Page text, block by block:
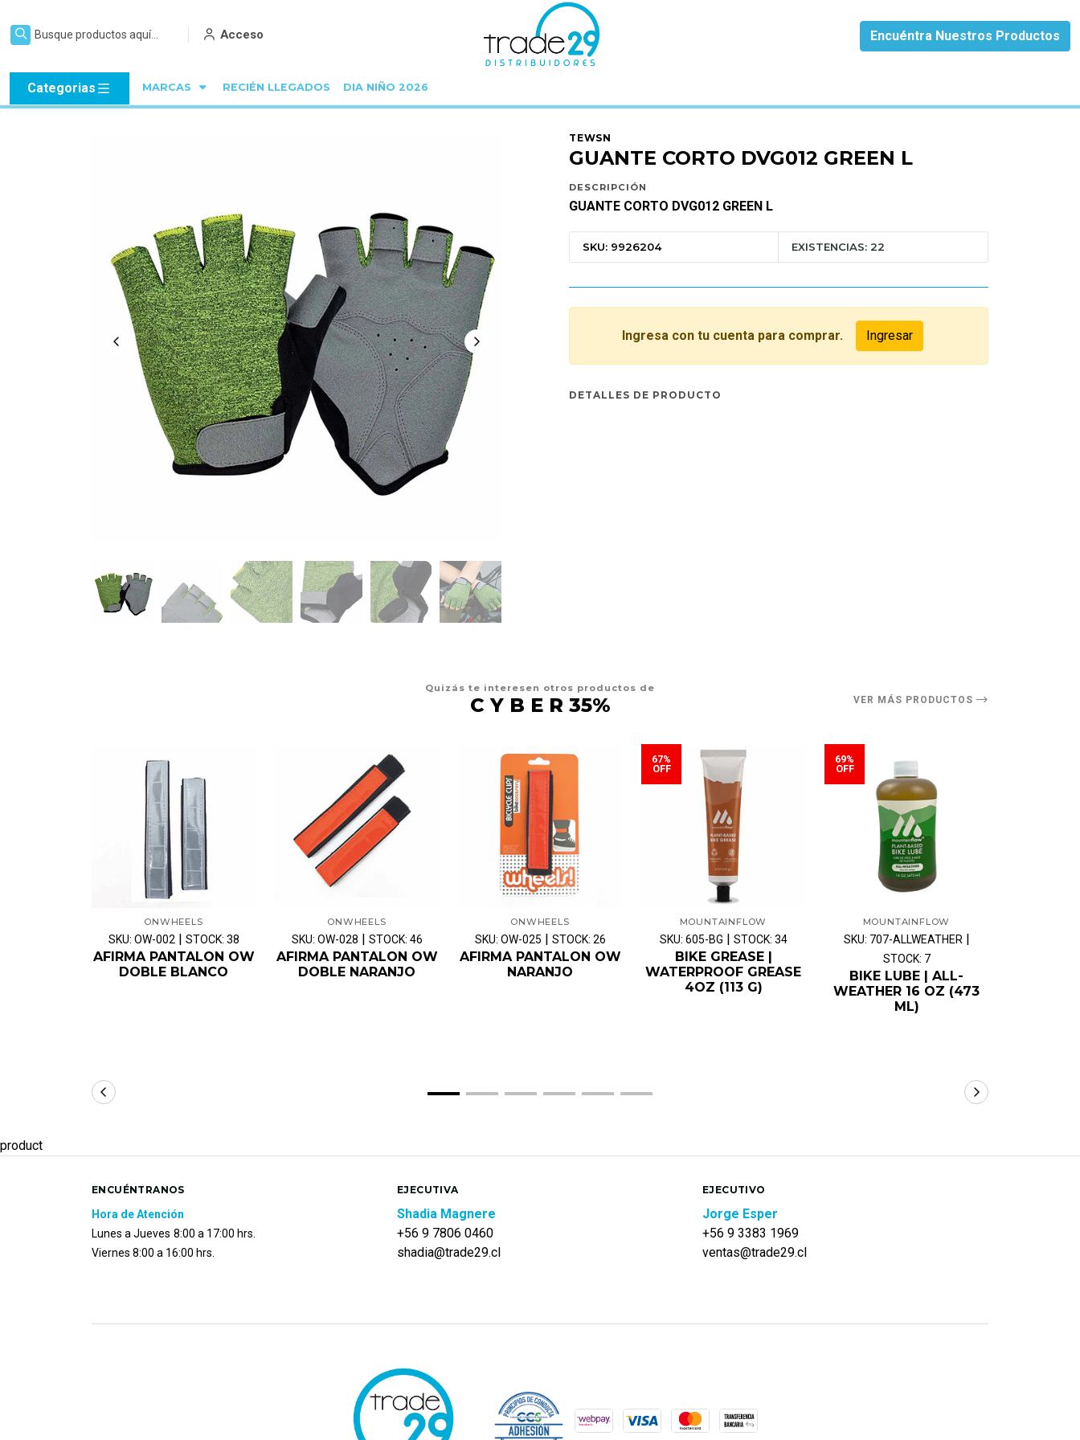
Acceso Encuéntra Nuestros Productos
Categorias MARCAS RECIÉN LLEGADOS DIA NIÑO 2026
Inicio C Y B E R
TEWSN
GUANTE CORTO DVG012 GREEN L
DESCRIPCIÓN
GUANTE CORTO DVG012 GREEN L
SKU: 9926204 EXISTENCIAS: 22
Ingresa con tu cuenta para comprar. Ingresar
DETALLES DE PRODUCTO
Quizás te interesen otros productos de
C Y B E R 35% VER MÁS PRODUCTOS
ONWHEELS
SKU: OW-002 | STOCK: 38
AFIRMA PANTALON OW
DOBLE BLANCO
ONWHEELS
SKU: OW-028 | STOCK: 46
AFIRMA PANTALON OW
DOBLE NARANJO
ONWHEELS
SKU: OW-025 | STOCK: 26
AFIRMA PANTALON OW
NARANJO
67%
OFF
MOUNTAINFLOW
SKU: 605-BG | STOCK: 34
BIKE GREASE |
WATERPROOF GREASE
4OZ (113 G)
69%
OFF
MOUNTAINFLOW
SKU: 707-ALLWEATHER |
STOCK: 7
BIKE LUBE | ALL-
WEATHER 16 OZ (473
ML)
product
ENCUÉNTRANOS
Hora de Atención
Lunes a Jueves 8:00 a 17:00 hrs.
Viernes 8:00 a 16:00 hrs.
EJECUTIVA
Shadia Magnere
+56 9 7806 0460
shadia@trade29.cl
EJECUTIVO
Jorge Esper
+56 9 3383 1969
ventas@trade29.cl